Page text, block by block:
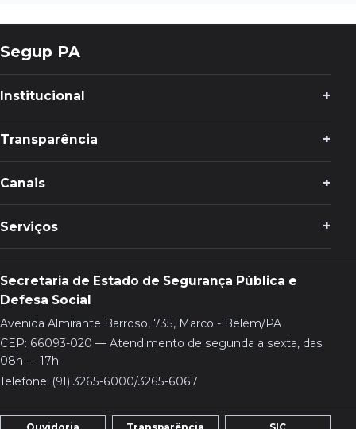
Segup PA
Institucional
Transparência
Canais
Serviços
Secretaria de Estado de Segurança Pública e
Defesa Social
Avenida Almirante Barroso, 735, Marco - Belém/PA
CEP: 66093-020 — Atendimento de segunda a sexta, das
08h — 17h
Telefone: (91) 3265-6000/3265-6067